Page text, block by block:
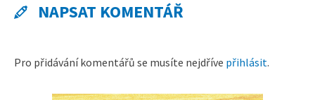
NAPSAT KOMENTÁŘ
Pro přidávání komentářů se musíte nejdříve přihlásit.